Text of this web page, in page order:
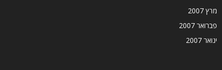
מרץ 2007
פברואר 2007
ינואר 2007